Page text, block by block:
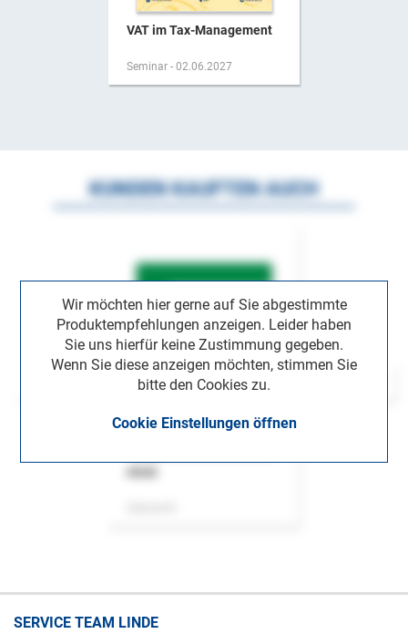
VAT im Tax-Management
Seminar - 02.06.2027
Wir möchten hier gerne auf Sie abgestimmte
Produktempfehlungen anzeigen. Leider haben
Sie uns hierfür keine Zustimmung gegeben.
Wenn Sie diese anzeigen möchten, stimmen Sie
bitte den Cookies zu.
Cookie Einstellungen öffnen
KUNDEN KAUFTEN AUCH
SERVICE TEAM LINDE